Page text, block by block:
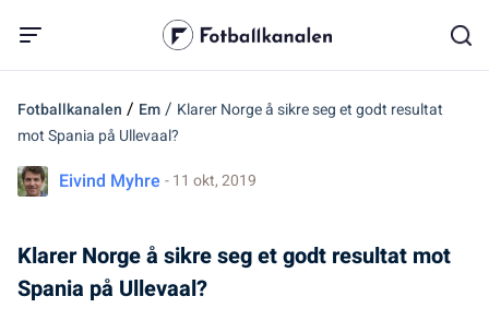
Fotballkanalen / Em/ Klarer Norge å sikre seg et godt resultat
mot Spania på Ullevaal?
Eivind Myhre - 11 okt, 2019
Klarer Norge å sikre seg et godt resultat mot
Spania på Ullevaal?